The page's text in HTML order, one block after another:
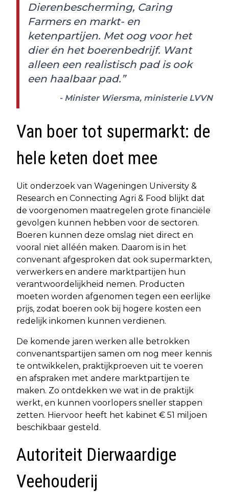
Dierenbescherming, Caring
Farmers en markt- en
ketenpartijen. Met oog voor het
dier én het boerenbedrijf. Want
alleen een realistisch pad is ook
een haalbaar pad.”
- Minister Wiersma, ministerie LVVN
Van boer tot supermarkt: de
hele keten doet mee
Uit onderzoek van Wageningen University &
Research en Connecting Agri & Food blijkt dat
de voorgenomen maatregelen grote financiële
gevolgen kunnen hebben voor de sectoren.
Boeren kunnen deze omslag niet direct en
vooral niet alléén maken. Daarom is in het
convenant afgesproken dat ook supermarkten,
verwerkers en andere marktpartijen hun
verantwoordelijkheid nemen. Producten
moeten worden afgenomen tegen een eerlijke
prijs, zodat boeren ook bij hogere kosten een
redelijk inkomen kunnen verdienen.
De komende jaren werken alle betrokken
convenantspartijen samen om nog meer kennis
te ontwikkelen, praktijkproeven uit te voeren
en afspraken met andere marktpartijen te
maken. Zo ontdekken we wat in de praktijk
werkt, en kunnen voorlopers sneller stappen
zetten. Hiervoor heeft het kabinet € 51 miljoen
beschikbaar gesteld.
Autoriteit Dierwaardige
Veehouderij